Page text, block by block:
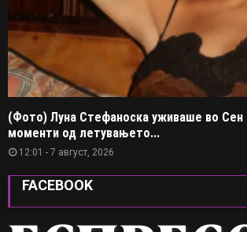
(Фото) Луна Стефаноска уживаше во Сен
моменти од летувањето...
12:01 - 7 август, 2026
FACEBOOK